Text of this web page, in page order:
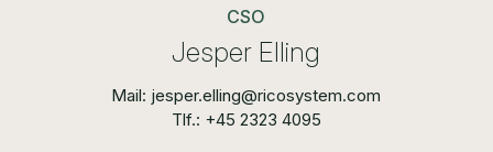
CSO
Jesper Elling
Mail: jesper.elling@ricosystem.com
Tlf.: +45 2323 4095